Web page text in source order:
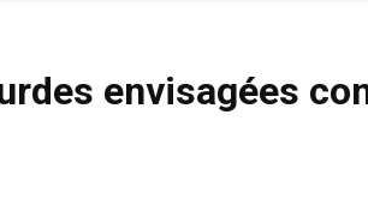
envisagées